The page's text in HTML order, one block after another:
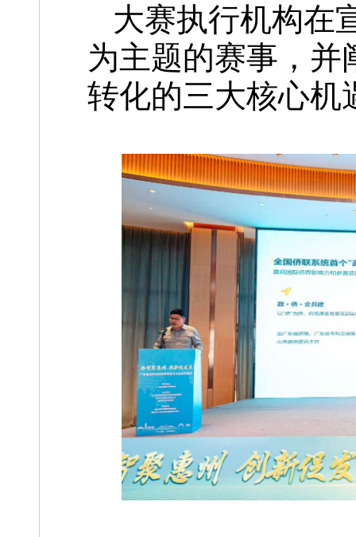
大赛执行机构在
为主题的赛事，并
转化的三大核心机